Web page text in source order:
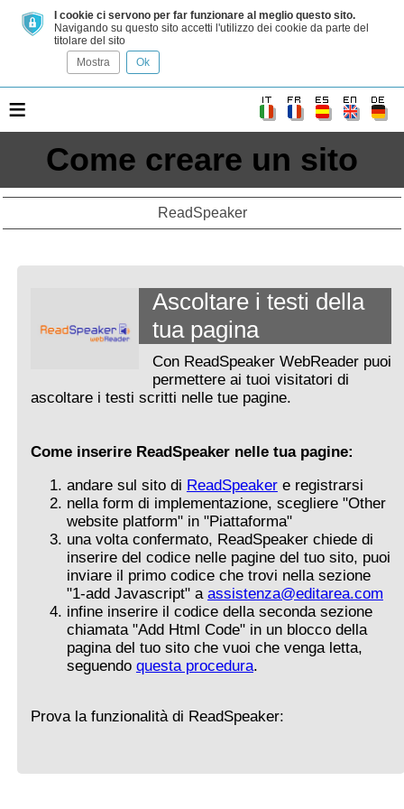
I cookie ci servono per far funzionare al meglio questo sito.
Navigando su questo sito accetti l'utilizzo dei cookie da parte del
titolare del sito
Mostra
Ok
≡
Come creare un sito
ReadSpeaker
Ascoltare i testi della
tua pagina
Con ReadSpeaker WebReader puoi
permettere ai tuoi visitatori di
ascoltare i testi scritti nelle tue pagine.
Come inserire ReadSpeaker nelle tua pagine:
andare sul sito di ReadSpeakere registrarsi
nella form di implementazione, scegliere "Other
website platform" in "Piattaforma"
una volta confermato, ReadSpeaker chiede di
inserire del codice nelle pagine del tuo sito, puoi
inviare il primo codice che trovi nella sezione
"1-add Javascript" a assistenza@editarea.com
infine inserire il codice della seconda sezione
chiamata "Add Html Code" in un blocco della
pagina del tuo sito che vuoi che venga letta,
seguendo questa procedura.
Prova la funzionalità di ReadSpeaker: